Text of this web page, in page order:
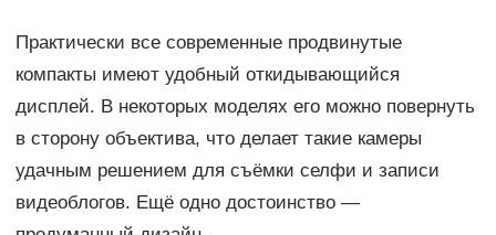
Практически все современные продвинутые
компакты имеют удобный откидывающийся
дисплей. В некоторых моделях его можно повернуть
в сторону объектива, что делает такие камеры
удачным решением для съёмки селфи и записи
видеоблогов. Ещё одно достоинство —